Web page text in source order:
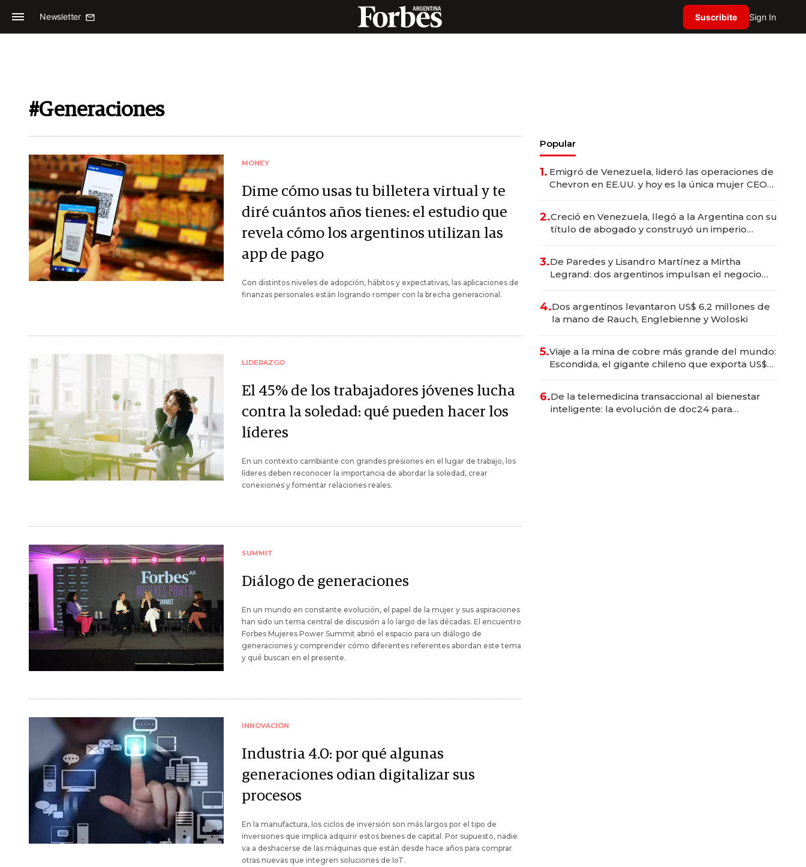
Newsletter Suscribite Sign In
#Generaciones
MONEY
Dime cómo usas tu billetera virtual y te
diré cuántos años tienes: el estudio que
revela cómo los argentinos utilizan las
app de pago
Con distintos niveles de adopción, hábitos y expectativas, las aplicaciones de
finanzas personales están logrando romper con la brecha generacional.
LIDERAZGO
El 45% de los trabajadores jóvenes lucha
contra la soledad: qué pueden hacer los
líderes
En un contexto cambiante con grandes presiones en el lugar de trabajo, los
líderes deben reconocer la importancia de abordar la soledad, crear
conexiones y fomentar relaciones reales.
SUMMIT
Diálogo de generaciones
En un mundo en constante evolución, el papel de la mujer y sus aspiraciones
han sido un tema central de discusión a lo largo de las décadas. El encuentro
Forbes Mujeres Power Summit abrió el espacio para un diálogo de
generaciones y comprender cómo diferentes referentes abordan este tema
y qué buscan en el presente.
INNOVACIÓN
Industria 4.0: por qué algunas
generaciones odian digitalizar sus
procesos
En la manufactura, los ciclos de inversión son más largos por el tipo de
inversiones que implica adquirir estos bienes de capital. Por supuesto, nadie
va a deshacerse de las máquinas que están desde hace años para comprar
otras nuevas que integren soluciones de IoT.
Popular
1. Emigró de Venezuela, lideró las operaciones de
Chevron en EE.UU. y hoy es la única mujer CEO
2.Creció en Venezuela, llegó a la Argentina con su
título de abogado y construyó un imperio
3.De Paredes y Lisandro Martínez a Mirtha
Legrand: dos argentinos impulsan el negocio
4.Dos argentinos levantaron US$ 6,2 millones de
la mano de Rauch, Englebienne y Woloski
5.Viaje a la mina de cobre más grande del mundo:
Escondida, el gigante chileno que exporta US$
6.De la telemedicina transaccional al bienestar
inteligente: la evolución de doc24 para